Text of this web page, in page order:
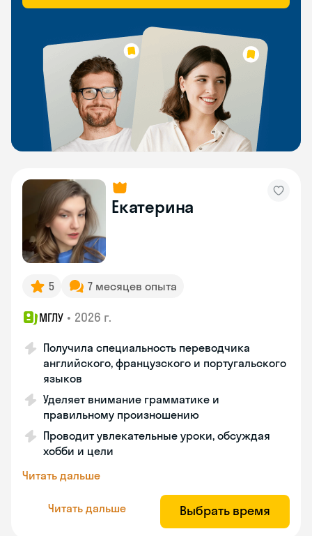
Екатерина
5 7 месяцев опыта
МГЛУ • 2026 г.
Получила специальность переводчика
английского, французского и португальского
языков
Уделяет внимание грамматике и
правильному произношению
Проводит увлекательные уроки, обсуждая
хобби и цели
Читать дальше
Читать дальше Выбрать время